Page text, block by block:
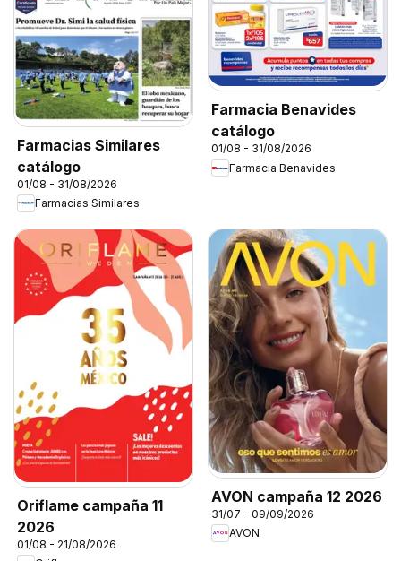
Farmacias Similares
catálogo
01/08 - 31/08/2026
Farmacias Similares
Farmacia Benavides
catálogo
01/08 - 31/08/2026
Farmacia Benavides
Oriflame campaña 11
2026
01/08 - 21/08/2026
AVON campaña 12 2026
31/07 - 09/09/2026
AVON